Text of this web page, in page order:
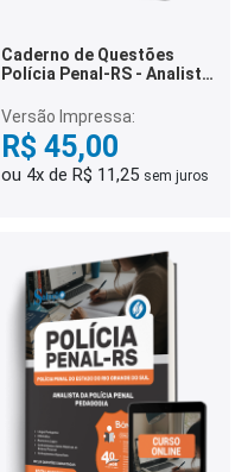
Caderno de Questões
Polícia Penal-RS - Analista
Conhecimentos Gerais -
500 Questões Gabaritadas
Versão Impressa:
R$ 45,00
ou 4x de R$ 11,25 sem juros